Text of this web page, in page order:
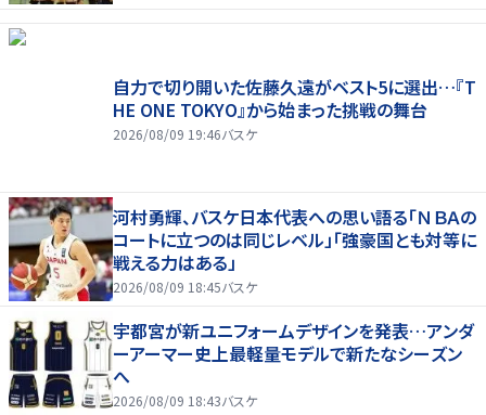
自力で切り開いた佐藤久遠がベスト5に選出…『T
HE ONE TOKYO』から始まった挑戦の舞台
2026/08/09 19:46バスケ
河村勇輝、バスケ日本代表への思い語る「ＮＢＡの
コートに立つのは同じレベル」「強豪国とも対等に
戦える力はある」
2026/08/09 18:45バスケ
宇都宮が新ユニフォームデザインを発表…アンダ
ーアーマー史上最軽量モデルで新たなシーズン
へ
2026/08/09 18:43バスケ